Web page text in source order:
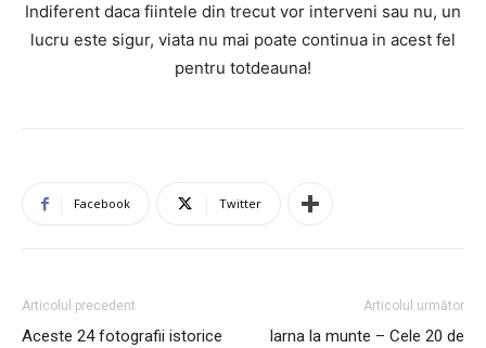
Indiferent daca fiintele din trecut vor interveni sau nu, un
lucru este sigur, viata nu mai poate continua in acest fel
pentru totdeauna!
Facebook Twitter
Articolul precedent
Aceste 24 fotografii istorice
Articolul următor
Iarna la munte – Cele 20 de